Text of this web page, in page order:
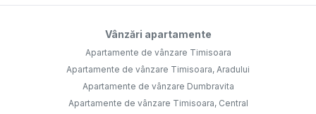
Vânzări apartamente
Apartamente de vânzare Timisoara
Apartamente de vânzare Timisoara, Aradului
Apartamente de vânzare Dumbravita
Apartamente de vânzare Timisoara, Central